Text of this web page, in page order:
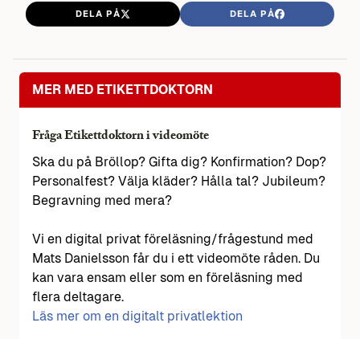
DELA PÅ DELA PÅ
MER MED ETIKETTDOKTORN
Fråga Etikettdoktorn i videomöte
Ska du på Bröllop? Gifta dig? Konfirmation? Dop?
Personalfest? Välja kläder? Hålla tal? Jubileum?
Begravning med mera?
Vi en digital privat föreläsning/frågestund med
Mats Danielsson får du i ett videomöte råden. Du
kan vara ensam eller som en föreläsning med
flera deltagare.
Läs mer om en digitalt privatlektion